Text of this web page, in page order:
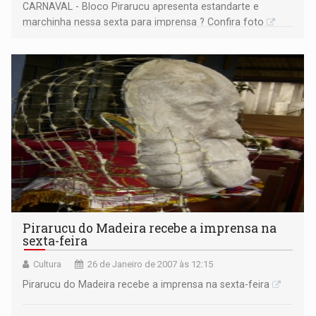
CARNAVAL - Bloco Pirarucu apresenta estandarte e
marchinha nessa sexta para imprensa ? Confira foto
Pirarucu do Madeira recebe a imprensa na
sexta-feira
Cultura 26 de Janeiro de 2007 às 12:15
Pirarucu do Madeira recebe a imprensa na sexta-feira